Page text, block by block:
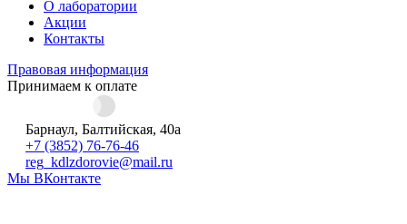
О лаборатории
Акции
Контакты
Правовая информация
Принимаем к оплате
Барнаул, Балтийская, 40а
+7 (3852) 76-76-46
reg_kdlzdorovie@mail.ru
Мы ВКонтакте